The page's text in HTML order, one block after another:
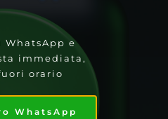
WhatsApp e
immediata,
orario
WhatsApp